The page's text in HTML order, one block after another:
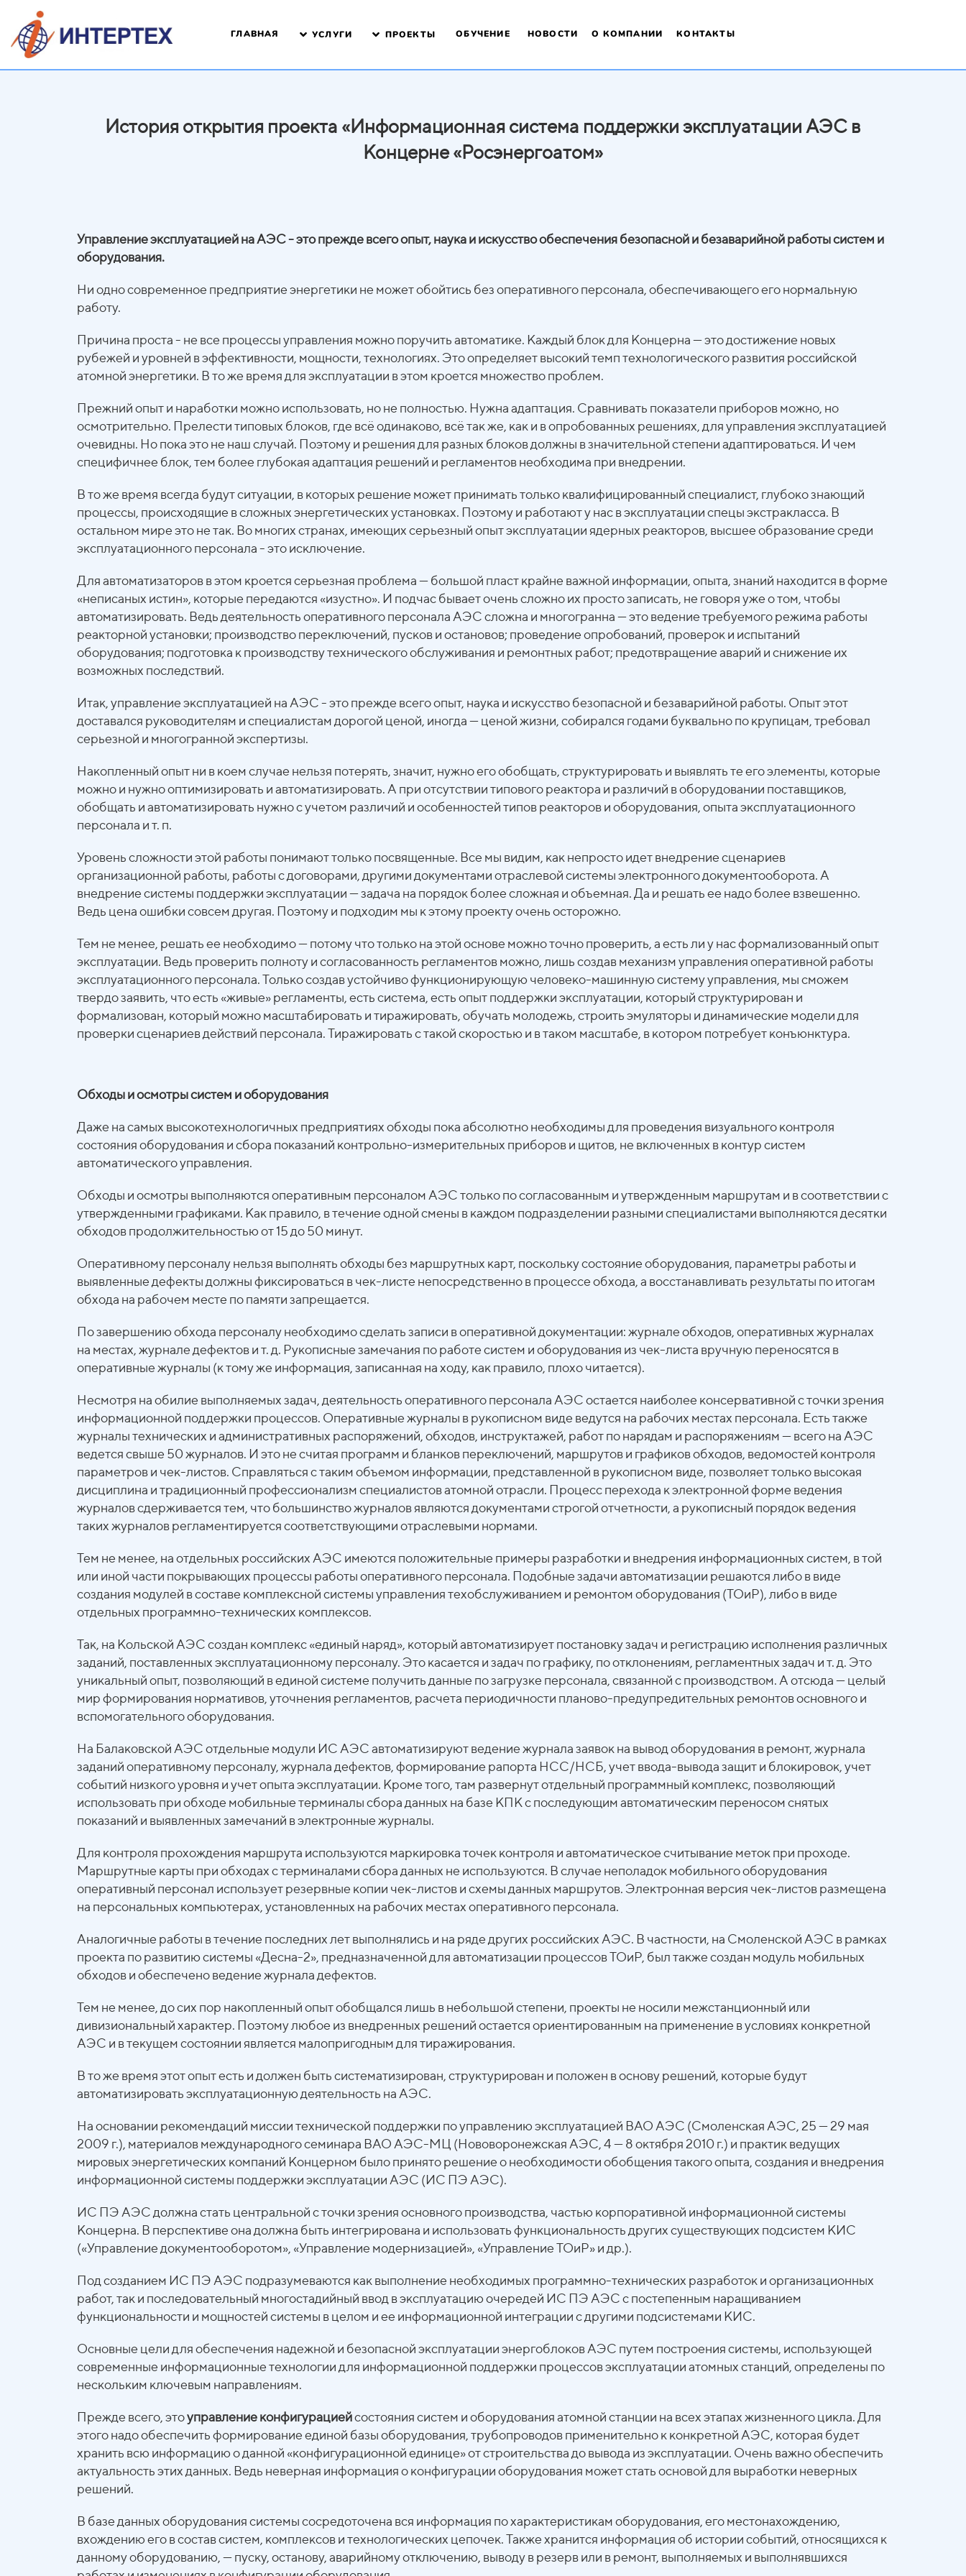
ГЛАВНАЯ УСЛУГИ ПРОЕКТЫ ОБУЧЕНИЕ НОВОСТИ О КОМПАНИИ КОНТАКТЫ
История открытия проекта «Информационная система поддержки эксплуатации АЭС в
Концерне «Росэнергоатом»
Управление эксплуатацией на АЭС - это прежде всего опыт, наука и искусство обеспечения безопасной и безаварийной работы систем и
оборудования.
Ни одно современное предприятие энергетики не может обойтись без оперативного персонала, обеспечивающего его нормальную
работу.
Причина проста - не все процессы управления можно поручить автоматике. Каждый блок для Концерна — это достижение новых
рубежей и уровней в эффективности, мощности, технологиях. Это определяет высокий темп технологического развития российской
атомной энергетики. В то же время для эксплуатации в этом кроется множество проблем.
Прежний опыт и наработки можно использовать, но не полностью. Нужна адаптация. Сравнивать показатели приборов можно, но
осмотрительно. Прелести типовых блоков, где всё одинаково, всё так же, как и в опробованных решениях, для управления эксплуатацией
очевидны. Но пока это не наш случай. Поэтому и решения для разных блоков должны в значительной степени адаптироваться. И чем
специфичнее блок, тем более глубокая адаптация решений и регламентов необходима при внедрении.
В то же время всегда будут ситуации, в которых решение может принимать только квалифицированный специалист, глубоко знающий
процессы, происходящие в сложных энергетических установках. Поэтому и работают у нас в эксплуатации спецы экстракласса. В
остальном мире это не так. Во многих странах, имеющих серьезный опыт эксплуатации ядерных реакторов, высшее образование среди
эксплуатационного персонала - это исключение.
Для автоматизаторов в этом кроется серьезная проблема — большой пласт крайне важной информации, опыта, знаний находится в форме
«неписаных истин», которые передаются «изустно». И подчас бывает очень сложно их просто записать, не говоря уже о том, чтобы
автоматизировать. Ведь деятельность оперативного персонала АЭС сложна и многогранна — это ведение требуемого режима работы
реакторной установки; производство переключений, пусков и остановов; проведение опробований, проверок и испытаний
оборудования; подготовка к производству технического обслуживания и ремонтных работ; предотвращение аварий и снижение их
возможных последствий.
Итак, управление эксплуатацией на АЭС - это прежде всего опыт, наука и искусство безопасной и безаварийной работы. Опыт этот
доставался руководителям и специалистам дорогой ценой, иногда — ценой жизни, собирался годами буквально по крупицам, требовал
серьезной и многогранной экспертизы.
Накопленный опыт ни в коем случае нельзя потерять, значит, нужно его обобщать, структурировать и выявлять те его элементы, которые
можно и нужно оптимизировать и автоматизировать. А при отсутствии типового реактора и различий в оборудовании поставщиков,
обобщать и автоматизировать нужно с учетом различий и особенностей типов реакторов и оборудования, опыта эксплуатационного
персонала и т. п.
Уровень сложности этой работы понимают только посвященные. Все мы видим, как непросто идет внедрение сценариев
организационной работы, работы с договорами, другими документами отраслевой системы электронного документооборота. А
внедрение системы поддержки эксплуатации — задача на порядок более сложная и объемная. Да и решать ее надо более взвешенно.
Ведь цена ошибки совсем другая. Поэтому и подходим мы к этому проекту очень осторожно.
Тем не менее, решать ее необходимо — потому что только на этой основе можно точно проверить, а есть ли у нас формализованный опыт
эксплуатации. Ведь проверить полноту и согласованность регламентов можно, лишь создав механизм управления оперативной работы
эксплуатационного персонала. Только создав устойчиво функционирующую человеко-машинную систему управления, мы сможем
твердо заявить, что есть «живые» регламенты, есть система, есть опыт поддержки эксплуатации, который структурирован и
формализован, который можно масштабировать и тиражировать, обучать молодежь, строить эмуляторы и динамические модели для
проверки сценариев действий персонала. Тиражировать с такой скоростью и в таком масштабе, в котором потребует конъюнктура.
Обходы и осмотры систем и оборудования
Даже на самых высокотехнологичных предприятиях обходы пока абсолютно необходимы для проведения визуального контроля
состояния оборудования и сбора показаний контрольно-измерительных приборов и щитов, не включенных в контур систем
автоматического управления.
Обходы и осмотры выполняются оперативным персоналом АЭС только по согласованным и утвержденным маршрутам и в соответствии с
утвержденными графиками. Как правило, в течение одной смены в каждом подразделении разными специалистами выполняются десятки
обходов продолжительностью от 15 до 50 минут.
Оперативному персоналу нельзя выполнять обходы без маршрутных карт, поскольку состояние оборудования, параметры работы и
выявленные дефекты должны фиксироваться в чек-листе непосредственно в процессе обхода, а восстанавливать результаты по итогам
обхода на рабочем месте по памяти запрещается.
По завершению обхода персоналу необходимо сделать записи в оперативной документации: журнале обходов, оперативных журналах
на местах, журнале дефектов и т. д. Рукописные замечания по работе систем и оборудования из чек-листа вручную переносятся в
оперативные журналы (к тому же информация, записанная на ходу, как правило, плохо читается).
Несмотря на обилие выполняемых задач, деятельность оперативного персонала АЭС остается наиболее консервативной с точки зрения
информационной поддержки процессов. Оперативные журналы в рукописном виде ведутся на рабочих местах персонала. Есть также
журналы технических и административных распоряжений, обходов, инструктажей, работ по нарядам и распоряжениям — всего на АЭС
ведется свыше 50 журналов. И это не считая программ и бланков переключений, маршрутов и графиков обходов, ведомостей контроля
параметров и чек-листов. Справляться с таким объемом информации, представленной в рукописном виде, позволяет только высокая
дисциплина и традиционный профессионализм специалистов атомной отрасли. Процесс перехода к электронной форме ведения
журналов сдерживается тем, что большинство журналов являются документами строгой отчетности, а рукописный порядок ведения
таких журналов регламентируется соответствующими отраслевыми нормами.
Тем не менее, на отдельных российских АЭС имеются положительные примеры разработки и внедрения информационных систем, в той
или иной части покрывающих процессы работы оперативного персонала. Подобные задачи автоматизации решаются либо в виде
создания модулей в составе комплексной системы управления техобслуживанием и ремонтом оборудования (ТОиР), либо в виде
отдельных программно-технических комплексов.
Так, на Кольской АЭС создан комплекс «единый наряд», который автоматизирует постановку задач и регистрацию исполнения различных
заданий, поставленных эксплуатационному персоналу. Это касается и задач по графику, по отклонениям, регламентных задач и т. д. Это
уникальный опыт, позволяющий в единой системе получить данные по загрузке персонала, связанной с производством. А отсюда — целый
мир формирования нормативов, уточнения регламентов, расчета периодичности планово-предупредительных ремонтов основного и
вспомогательного оборудования.
На Балаковской АЭС отдельные модули ИС АЭС автоматизируют ведение журнала заявок на вывод оборудования в ремонт, журнала
заданий оперативному персоналу, журнала дефектов, формирование рапорта НСС/НСБ, учет ввода-вывода защит и блокировок, учет
событий низкого уровня и учет опыта эксплуатации. Кроме того, там развернут отдельный программный комплекс, позволяющий
использовать при обходе мобильные терминалы сбора данных на базе КПК с последующим автоматическим переносом снятых
показаний и выявленных замечаний в электронные журналы.
Для контроля прохождения маршрута используются маркировка точек контроля и автоматическое считывание меток при проходе.
Маршрутные карты при обходах с терминалами сбора данных не используются. В случае неполадок мобильного оборудования
оперативный персонал использует резервные копии чек-листов и схемы данных маршрутов. Электронная версия чек-листов размещена
на персональных компьютерах, установленных на рабочих местах оперативного персонала.
Аналогичные работы в течение последних лет выполнялись и на ряде других российских АЭС. В частности, на Смоленской АЭС в рамках
проекта по развитию системы «Десна-2», предназначенной для автоматизации процессов ТОиР, был также создан модуль мобильных
обходов и обеспечено ведение журнала дефектов.
Тем не менее, до сих пор накопленный опыт обобщался лишь в небольшой степени, проекты не носили межстанционный или
дивизиональный характер. Поэтому любое из внедренных решений остается ориентированным на применение в условиях конкретной
АЭС и в текущем состоянии является малопригодным для тиражирования.
В то же время этот опыт есть и должен быть систематизирован, структурирован и положен в основу решений, которые будут
автоматизировать эксплуатационную деятельность на АЭС.
На основании рекомендаций миссии технической поддержки по управлению эксплуатацией ВАО АЭС (Смоленская АЭС, 25 — 29 мая
2009 г.), материалов международного семинара ВАО АЭС-МЦ (Нововоронежская АЭС, 4 — 8 октября 2010 г.) и практик ведущих
мировых энергетических компаний Концерном было принято решение о необходимости обобщения такого опыта, создания и внедрения
информационной системы поддержки эксплуатации АЭС (ИС ПЭ АЭС).
ИС ПЭ АЭС должна стать центральной с точки зрения основного производства, частью корпоративной информационной системы
Концерна. В перспективе она должна быть интегрирована и использовать функциональность других существующих подсистем КИС
(«Управление документооборотом», «Управление модернизацией», «Управление ТОиР» и др.).
Под созданием ИС ПЭ АЭС подразумеваются как выполнение необходимых программно-технических разработок и организационных
работ, так и последовательный многостадийный ввод в эксплуатацию очередей ИС ПЭ АЭС с постепенным наращиванием
функциональности и мощностей системы в целом и ее информационной интеграции с другими подсистемами КИС.
Основные цели для обеспечения надежной и безопасной эксплуатации энергоблоков АЭС путем построения системы, использующей
современные информационные технологии для информационной поддержки процессов эксплуатации атомных станций, определены по
нескольким ключевым направлениям.
Прежде всего, этоуправление конфигурациейсостояния систем и оборудования атомной станции на всех этапах жизненного цикла. Для
этого надо обеспечить формирование единой базы оборудования, трубопроводов применительно к конкретной АЭС, которая будет
хранить всю информацию о данной «конфигурационной единице» от строительства до вывода из эксплуатации. Очень важно обеспечить
актуальность этих данных. Ведь неверная информация о конфигурации оборудования может стать основой для выработки неверных
решений.
В базе данных оборудования системы сосредоточена вся информация по характеристикам оборудования, его местонахождению,
вхождению его в состав систем, комплексов и технологических цепочек. Также хранится информация об истории событий, относящихся к
данному оборудованию, — пуску, останову, аварийному отключению, выводу в резерв или в ремонт, выполняемых и выполнявшихся